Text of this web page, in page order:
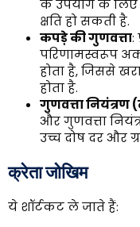
के उपयोग के लिए
क्षति हो सकती है.
कपड़े की गुणवत्ता:
परिणामस्वरूप
होता है, जिससे
होता है.
गुणवत्ता नियंत्रण
और गुणवत्ता
उच्च दोष दर और
क्रेता जोखिम
ये शॉर्टकट ले जाते हैं: